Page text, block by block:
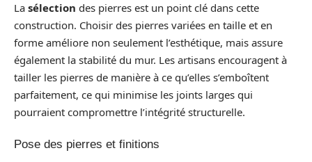
La sélection des pierres est un point clé dans cette
construction. Choisir des pierres variées en taille et en
forme améliore non seulement l’esthétique, mais assure
également la stabilité du mur. Les artisans encouragent à
tailler les pierres de manière à ce qu’elles s’emboîtent
parfaitement, ce qui minimise les joints larges qui
pourraient compromettre l’intégrité structurelle.
Pose des pierres et finitions